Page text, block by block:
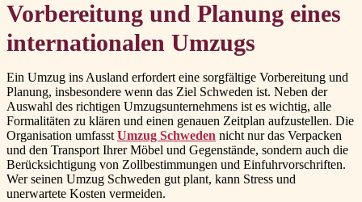
Vorbereitung und Planung eines
internationalen Umzugs
Ein Umzug ins Ausland erfordert eine sorgfältige Vorbereitung und
Planung, insbesondere wenn das Ziel Schweden ist. Neben der
Auswahl des richtigen Umzugsunternehmens ist es wichtig, alle
Formalitäten zu klären und einen genauen Zeitplan aufzustellen. Die
Organisation umfasst Umzug Schweden nicht nur das Verpacken
und den Transport Ihrer Möbel und Gegenstände, sondern auch die
Berücksichtigung von Zollbestimmungen und Einfuhrvorschriften.
Wer seinen Umzug Schweden gut plant, kann Stress und
unerwartete Kosten vermeiden.